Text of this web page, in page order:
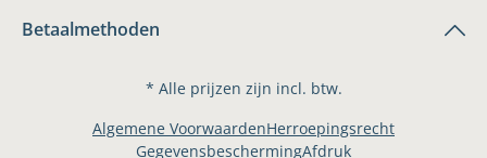
Betaalmethoden
* Alle prijzen zijn incl. btw.
Algemene VoorwaardenHerroepingsrecht
GegevensbeschermingAfdruk